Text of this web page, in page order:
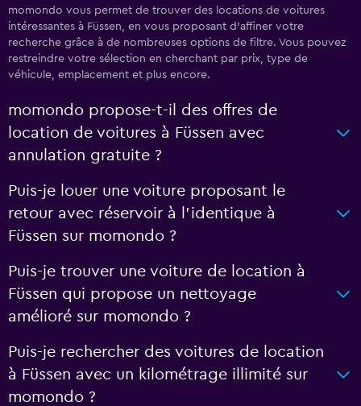
momondo vous permet de trouver des locations de voitures
intéressantes à Füssen, en vous proposant d'affiner votre
recherche grâce à de nombreuses options de filtre. Vous pouvez
restreindre votre sélection en cherchant par prix, type de
véhicule, emplacement et plus encore.
momondo propose-t-il des offres de
location de voitures à Füssen avec
annulation gratuite ?
Puis-je louer une voiture proposant le
retour avec réservoir à l’identique à
Füssen sur momondo ?
Puis-je trouver une voiture de location à
Füssen qui propose un nettoyage
amélioré sur momondo ?
Puis-je rechercher des voitures de location
à Füssen avec un kilométrage illimité sur
momondo ?